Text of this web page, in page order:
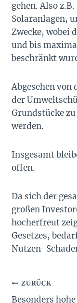
gehen. Also
Solaranlagen,
Zwecke, wobei
und bis
beschränkt
Abgesehen
der
Grundstücke
werden.
Insgesamt
offen.
Da sich der
großen
hocherfreut
Gesetzes,
Nutzen-
ZURÜCK
Besonders hohe